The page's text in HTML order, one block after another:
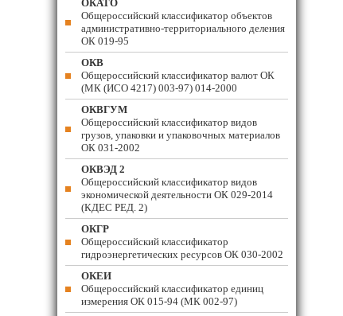
ОКАТО
Общероссийский классификатор объектов
административно-территориального деления
ОК 019-95
ОКВ
Общероссийский классификатор валют ОК
(МК (ИСО 4217) 003-97) 014-2000
ОКВГУМ
Общероссийский классификатор видов
грузов, упаковки и упаковочных материалов
ОК 031-2002
ОКВЭД 2
Общероссийский классификатор видов
экономической деятельности ОК 029-2014
(КДЕС РЕД. 2)
ОКГР
Общероссийский классификатор
гидроэнергетических ресурсов ОК 030-2002
ОКЕИ
Общероссийский классификатор единиц
измерения ОК 015-94 (МК 002-97)